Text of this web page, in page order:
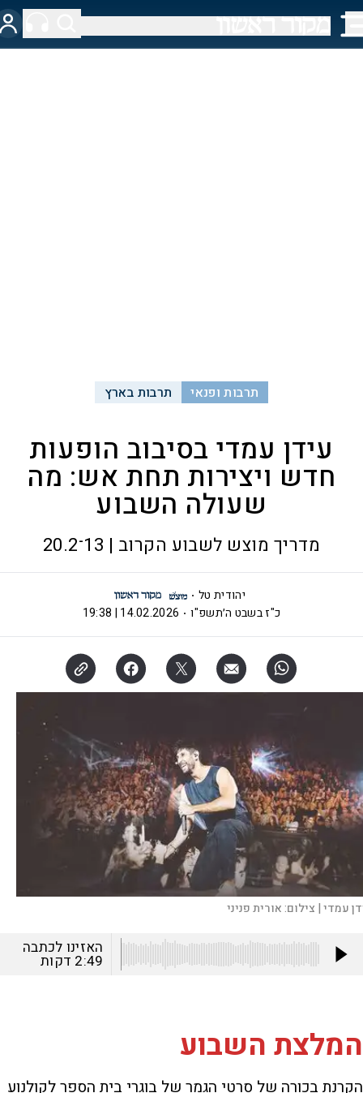
תרבות ופנאי תרבות בארץ
עידן עמדי בסיבוב הופעות
חדש ויצירות תחת אש: מה
שעולה השבוע
מדריך מוצש לשבוע הקרוב | 13־20.2
יהודית טל
כ"ז בשבט ה׳תשפ"ו
14.02.2026 | 19:38
עמדי | צילום:אורית פניני
האזינו לכתבה
2:49 דקות
המלצת השבוע
הקרנת בכורה של סרטי הגמר של בוגרי בית הספר לקולנוע